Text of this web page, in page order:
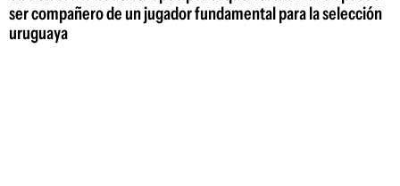
ser compañero de un jugador fundamental para la selección
uruguaya